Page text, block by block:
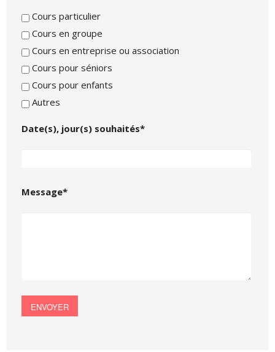
Cours particulier
Cours en groupe
Cours en entreprise ou association
Cours pour séniors
Cours pour enfants
Autres
Date(s), jour(s) souhaités*
Message*